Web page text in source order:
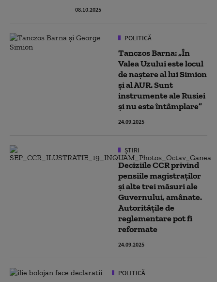
08.10.2025
POLITICĂ
Tanczos Barna: „În
Valea Uzului este locul
de naștere al lui Simion
și al AUR. Sunt
instrumente ale Rusiei
și nu este întâmplare”
24.09.2025
ȘTIRI
Deciziile CCR privind
pensiile magistraților
și alte trei măsuri ale
Guvernului, amânate.
Autoritățile de
reglementare pot fi
reformate
24.09.2025
POLITICĂ